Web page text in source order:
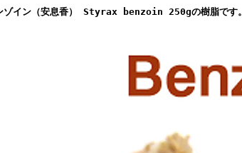
ゾイン（安息香） Styrax benzoin 250gの樹脂です。